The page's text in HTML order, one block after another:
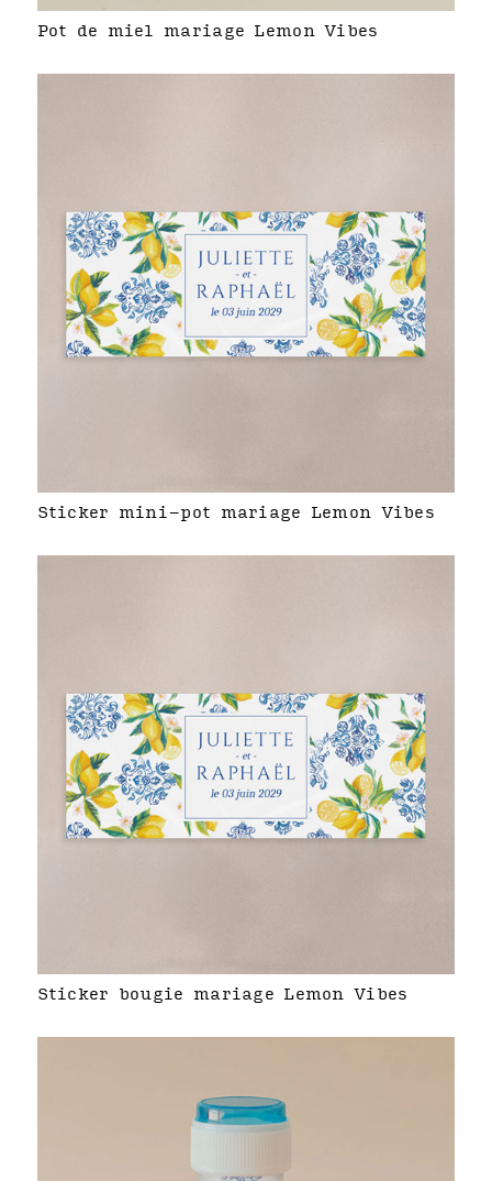
Pot de miel mariage Lemon Vibes
Sticker mini-pot mariage Lemon Vibes
Sticker bougie mariage Lemon Vibes